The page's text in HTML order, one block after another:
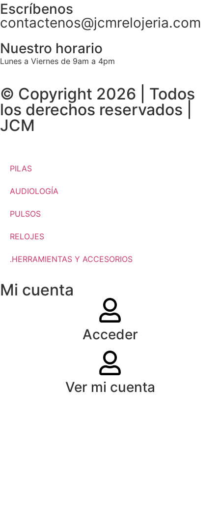
Escríbenos
contactenos@jcmrelojeria.com
Nuestro horario
Lunes a Viernes de 9am a 4pm
© Copyright 2026 | Todos
los derechos reservados |
JCM
PILAS
AUDIOLOGÍA
PULSOS
RELOJES
.HERRAMIENTAS Y ACCESORIOS
Mi cuenta
Acceder
Ver mi cuenta